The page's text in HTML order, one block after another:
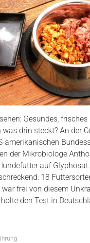
Gesundes, frisches
drin steckt? An der
amerikanischen
der Mikrobiologe
auf
18
frei von diesem
den Test in